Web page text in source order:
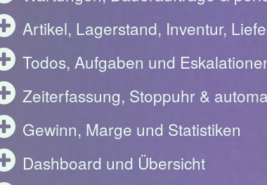
Artikel, Lagerstand, Inventur,
Todos, Aufgaben und
Zeiterfassung, Stoppuhr &
Gewinn, Marge und Statistiken
Dashboard und Übersicht